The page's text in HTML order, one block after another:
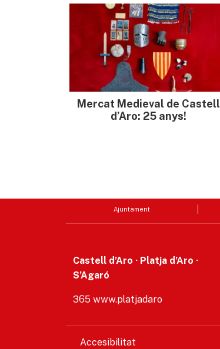
Mercat Medieval de Castell
d’Aro: 25 anys!
Ajuntament
Castell d’Aro · Platja d’Aro ·
S’Agaró
365 www.platjadaro
Accesibilitat